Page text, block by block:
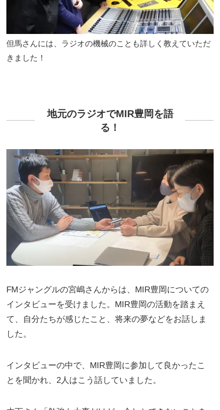
但馬さんには、ラジオの機械のことも詳しく教えていただ
きました！
地元のラジオでMIR豊岡を語
る！
FMジャングルの宮嶋さんからは、 MIR豊岡についての
インタビューを受けました。MIR豊岡の活動を踏まえ
て、自分たちが感じたこと、将来の夢などをお話しま
した。
インタビューの中で、MIR豊岡に参加して良かったこ
とを聞かれ、2人はこう話していました。